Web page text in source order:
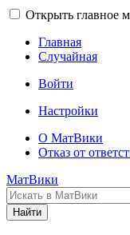
Открыть главное
Главная
Случайная
Войти
Настройки
О МатВики
Отказ от
МатВики
Найти